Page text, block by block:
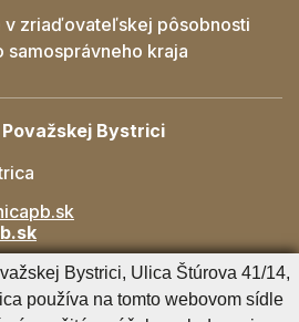
v zriaďovateľskej pôsobnosti
samosprávneho kraja
Bystrici
59, rozkvet@kniznicapb.sk
Bystrici, Ulica Štúrova 41/14,
používa na tomto webovom sídle